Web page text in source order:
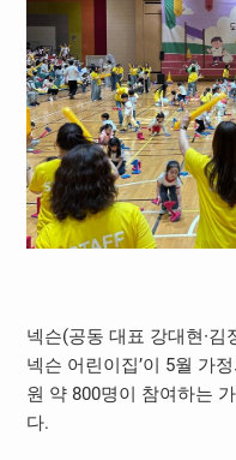
넥슨(공동 대표 강대현∙김
넥슨 어린이집’이 5월 가
원 약 800명이 참여하는
다.